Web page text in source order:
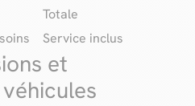
Totale
Service inclus
et